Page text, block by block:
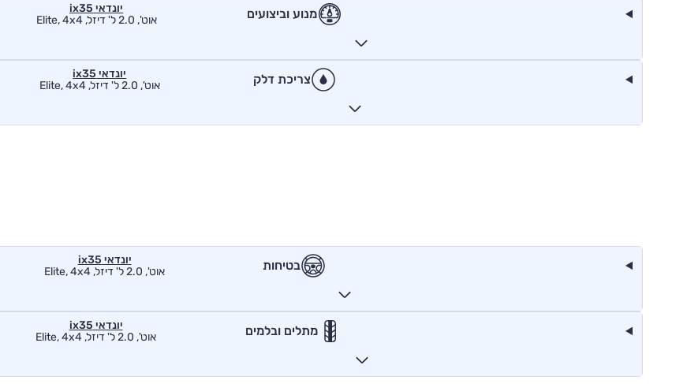
מנוע וביצועים
יונדאי ix35
אוט', 2.0 ל' דיזל, Elite, 4x4
צריכת דלק
יונדאי ix35
אוט', 2.0 ל' דיזל, Elite, 4x4
בטיחות
יונדאי ix35
אוט', 2.0 ל' דיזל, Elite, 4x4
מתלים ובלמים
יונדאי ix35
אוט', 2.0 ל' דיזל, Elite, 4x4